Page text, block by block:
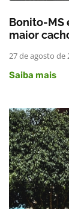
Bonito-MS
maior
27 de agosto de
Saiba mais